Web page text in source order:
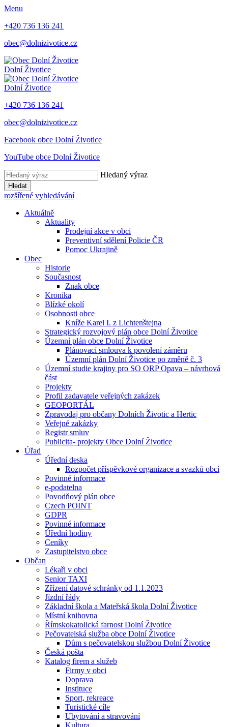
Menu
+420 736 136 241
obec@dolnizivotice.cz
Dolní Životice
Dolní Životice
+420 736 136 241
obec@dolnizivotice.cz
Facebook obce Dolní Životice
YouTube obce Dolní Životice
Hledaný výraz
Hledat
rozšířené vyhledávání
Aktuálně
Aktuality
Prodejní akce v obci
Preventivní sdělení Policie ČR
Pomoc Ukrajině
Obec
Historie
Současnost
Znak obce
Kronika
Blízké okolí
Osobnosti obce
Kníže Karel I. z Lichtenštejna
Strategický rozvojový plán obce Dolní Životice
Územní plán obce Dolní Životice
Plánovací smlouva k povolení záměru
Územní plán Dolní Životice po změně č. 3
Územní studie krajiny pro SO ORP Opava – návrhová
část
Projekty
Profil zadavatele veřejných zakázek
GEOPORTÁL
Zpravodaj pro občany Dolních Životic a Hertic
Veřejné zakázky
Registr smluv
Publicita- projekty Obce Dolní Životice
Úřad
Úřední deska
Rozpočet příspěvkové organizace a svazků obcí
Povinné informace
e-podatelna
Povodňový plán obce
Czech POINT
GDPR
Povinné informace
Úřední hodiny
Ceníky
Zastupitelstvo obce
Občan
Lékaři v obci
Senior TAXI
Zřízení datové schránky od 1.1.2023
Jízdní řády
Základní škola a Mateřská škola Dolní Životice
Místní knihovna
Římskokatolická farnost Dolní Životice
Pečovatelská služba obce Dolní Životice
Dům s pečovatelskou službou Dolní Životice
Česká pošta
Katalog firem a služeb
Firmy v obci
Doprava
Instituce
Sport, rekreace
Turistické cíle
Ubytování a stravování
Kultura